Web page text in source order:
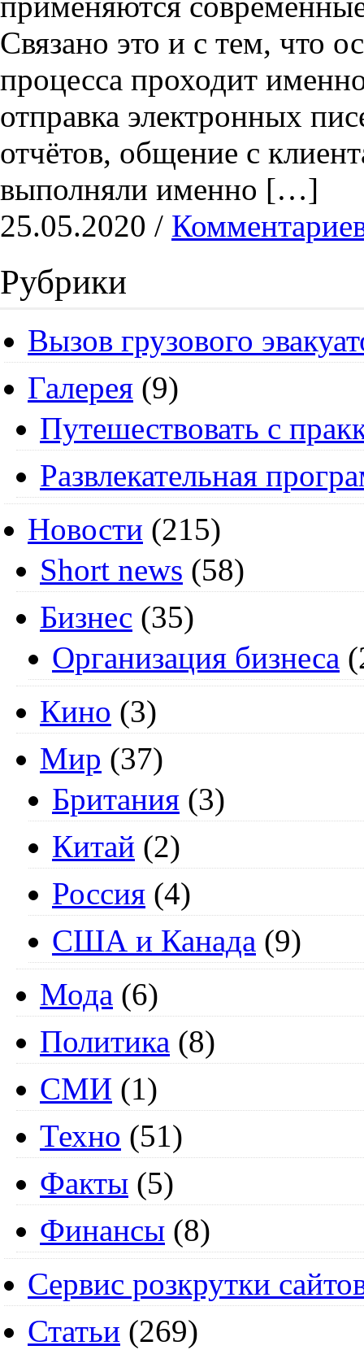
Связано это и с тем, что
процесса проходит
отправка электронных
отчётов, общение с
выполняли именно […]
25.05.2020 /
Рубрики
Вызов грузового
Галерея (9)
Путешествовать с
Развлекательная
Новости (215)
Short news (58)
Бизнес (35)
Организация бизнеса
Кино (3)
Мир (37)
Британия (3)
Китай (2)
Россия (4)
США и Канада (9)
Мода (6)
Политика (8)
СМИ (1)
Техно (51)
Факты (5)
Финансы (8)
Сервис розкрутки
Статьи (269)